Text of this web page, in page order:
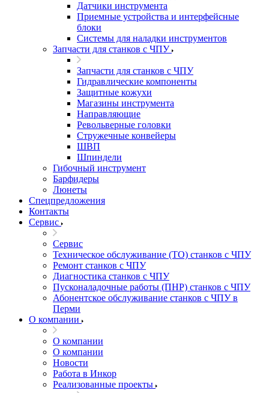
Датчики инструмента
Приемные устройства и интерфейсные
блоки
Системы для наладки инструментов
Запчасти для станков с ЧПУ
Запчасти для станков с ЧПУ
Гидравлические компоненты
Защитные кожухи
Магазины инструмента
Направляющие
Револьверные головки
Стружечные конвейеры
ШВП
Шпиндели
Гибочный инструмент
Барфидеры
Люнеты
Спецпредложения
Контакты
Сервис
Сервис
Техническое обслуживание (ТО) станков с ЧПУ
Ремонт станков с ЧПУ
Диагностика станков с ЧПУ
Пусконаладочные работы (ПНР) станков с ЧПУ
Абонентское обслуживание станков с ЧПУ в
Перми
О компании
О компании
О компании
Новости
Работа в Инкор
Реализованные проекты